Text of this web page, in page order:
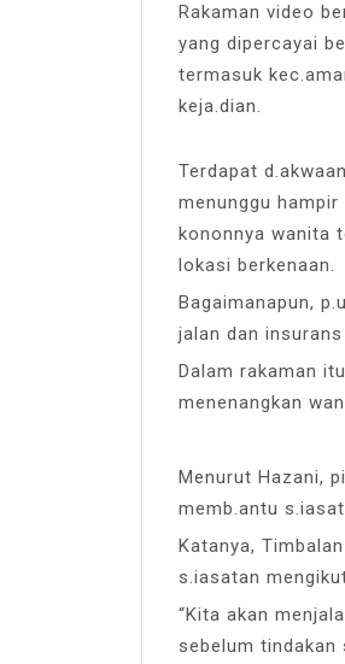
Rakaman video
yang dipercayai
termasuk
keja.dian.
Terdapat
menunggu
kononnya wanita
lokasi berkenaan.
Bagaimanapun,
jalan dan
Dalam rakaman
menenangkan
Menurut Hazani,
memb.antu
Katanya,
s.iasatan
“Kita akan
sebelum tindakan